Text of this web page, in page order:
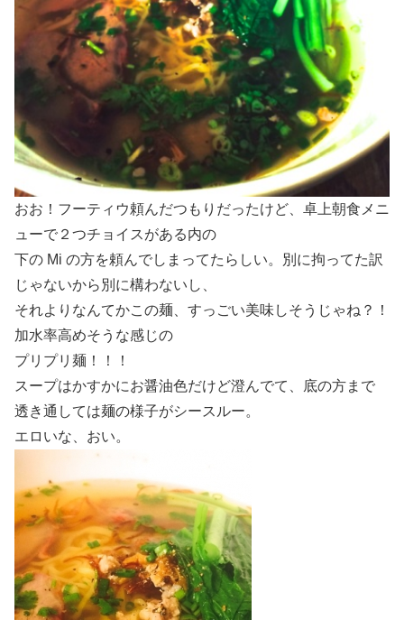
おお！フーティウ頼んだつもりだったけど、卓上朝食メニ
ューで２つチョイスがある内の
下の Mi の方を頼んでしまってたらしい。別に拘ってた訳
じゃないから別に構わないし、
それよりなんてかこの麺、すっごい美味しそうじゃね？！
加水率高めそうな感じの
プリプリ麺！！！
スープはかすかにお醤油色だけど澄んでて、底の方まで
透き通しては麺の様子がシースルー。
エロいな、おい。